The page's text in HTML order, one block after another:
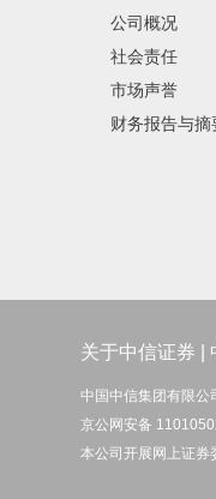
公司概况
社会责任
市场声誉
财务报告与摘
关于中信证券
中国中信集团有限
京公网安备
本公司开展网上证券